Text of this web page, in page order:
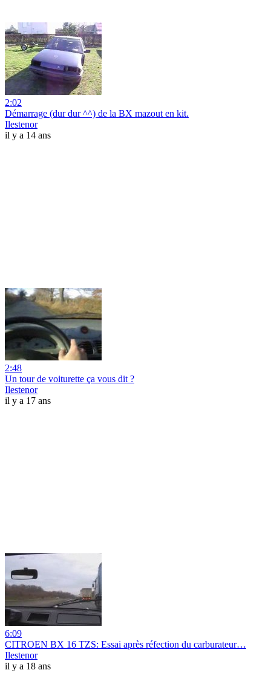
2:02
Démarrage (dur dur ^^) de la BX mazout en kit.
Ilestenor
il y a 14 ans
2:48
Un tour de voiturette ça vous dit ?
Ilestenor
il y a 17 ans
6:09
CITROEN BX 16 TZS: Essai après réfection du carburateur…
Ilestenor
il y a 18 ans